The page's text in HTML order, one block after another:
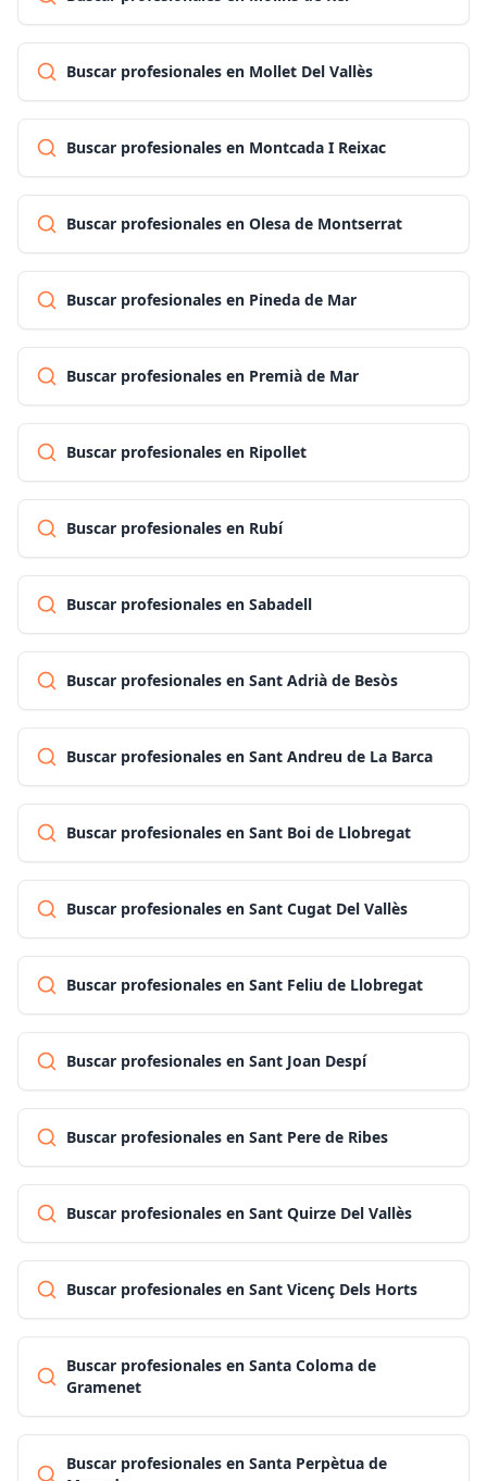
Buscar profesionales en Mollet Del Vallès
Buscar profesionales en Montcada I Reixac
Buscar profesionales en Olesa de Montserrat
Buscar profesionales en Pineda de Mar
Buscar profesionales en Premià de Mar
Buscar profesionales en Ripollet
Buscar profesionales en Rubí
Buscar profesionales en Sabadell
Buscar profesionales en Sant Adrià de Besòs
Buscar profesionales en Sant Andreu de La Barca
Buscar profesionales en Sant Boi de Llobregat
Buscar profesionales en Sant Cugat Del Vallès
Buscar profesionales en Sant Feliu de Llobregat
Buscar profesionales en Sant Joan Despí
Buscar profesionales en Sant Pere de Ribes
Buscar profesionales en Sant Quirze Del Vallès
Buscar profesionales en Sant Vicenç Dels Horts
Buscar profesionales en Santa Coloma de
Gramenet
Buscar profesionales en Santa Perpètua de